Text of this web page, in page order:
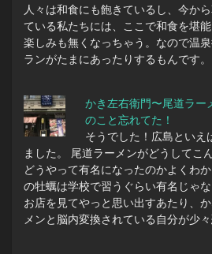
人々は和食にも飽きているし、今か
ている私たちには、ここで和食を堪
楽しみも無くなっちゃう。なので温
ランがたまにあったりするもんです。
かき左右衛門〜尾道ラー
のこと忘れてた！
そうでした！広島といえ
ました。 尾道ラーメンがどうしてこ
どうやって有名になったのかよくわ
の牡蠣は学校で習うぐらい有名じゃ
お店を見てやっと思い出すあたり、
メンと脳内変換されている自分が少々